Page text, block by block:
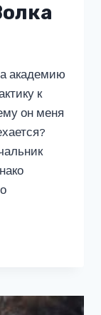
академию
к
он меня